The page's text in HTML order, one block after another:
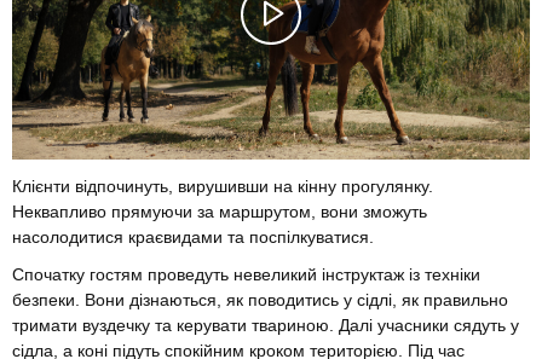
Клієнти відпочинуть, вирушивши на кінну прогулянку.
Неквапливо прямуючи за маршрутом, вони зможуть
насолодитися краєвидами та поспілкуватися.
Спочатку гостям проведуть невеликий інструктаж із техніки
безпеки. Вони дізнаються, як поводитись у сідлі, як правильно
тримати вуздечку та керувати твариною. Далі учасники сядуть у
сідла, а коні підуть спокійним кроком територією. Під час